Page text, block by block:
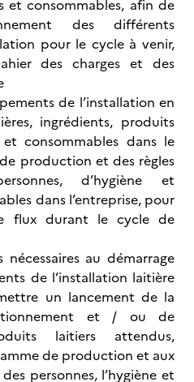
et consommables, afin de
des différents
pour le cycle à venir,
des charges et des
de l’installation en
ingrédients, produits
consommables dans le
production et des règles
d’hygiène et
dans l’entreprise, pour
flux durant le cycle de
au démarrage
de l’installation laitière
un lancement de la
et / ou de
laitiers attendus,
de production et aux
personnes, l’hygiène et